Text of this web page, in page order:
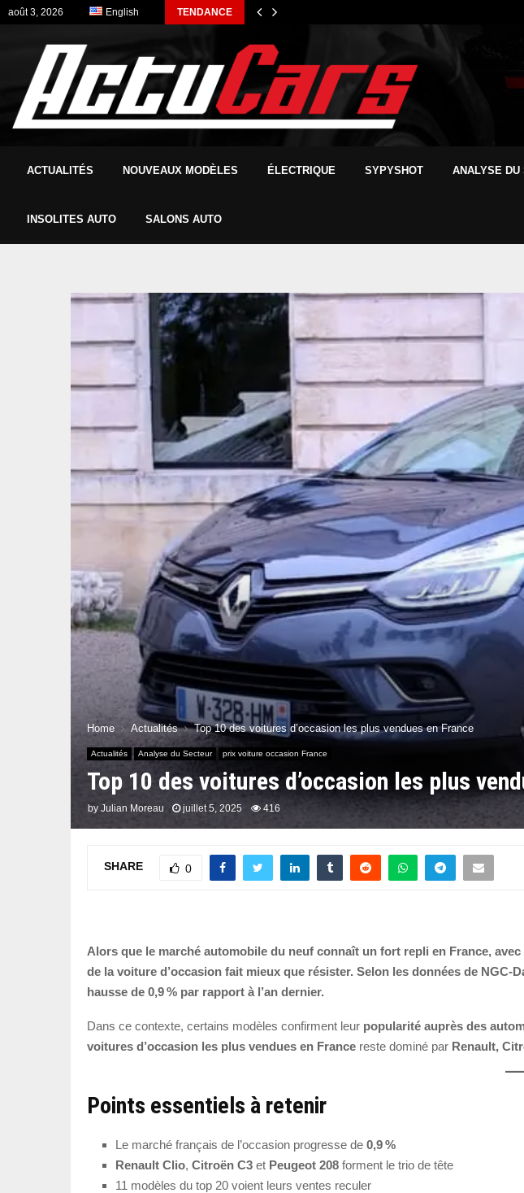
août 3, 2026 English TENDANCE
ACTUALITÉS NOUVEAUX MODÈLES ÉLECTRIQUE SYPYSHOT ANALYSE DU
INSOLITES AUTO SALONS AUTO
Home Actualités Top 10 des voitures d’occasion les plus vendues en France
Actualités Analyse du Secteur prix voiture occasion France
Top 10 des voitures d’occasion les plus
by Julian Moreau juillet 5, 2025 416
SHARE 0
Alors que le marché automobile du neuf connaît un fort repli en France,
de la voiture d’occasion fait mieux que résister. Selon les données de
hausse de 0,9 % par rapport à l’an dernier.
Dans ce contexte, certains modèles confirment leur popularité auprès des
voitures d’occasion les plus vendues en France reste dominé par Renault,
Points essentiels à retenir
Le marché français de l’occasion progresse de 0,9 %
Renault Clio, Citroën C3 et Peugeot 208 forment le trio de tête
11 modèles du top 20 voient leurs ventes reculer